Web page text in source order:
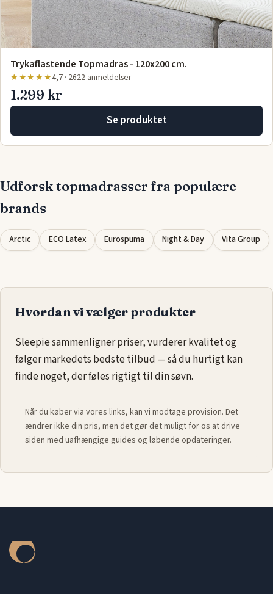
Trykaflastende Topmadras - 120x200 cm.
★★★★★4,7 · 2622 anmeldelser
1.299 kr
Se produktet
Udforsk topmadrasser fra populære
brands
Arctic ECO Latex Eurospuma Night & Day Vita Group
Hvordan vi vælger produkter
Sleepie sammenligner priser, vurderer kvalitet og
følger markedets bedste tilbud — så du hurtigt kan
finde noget, der føles rigtigt til din søvn.
Når du køber via vores links, kan vi modtage provision. Det
ændrer ikke din pris, men det gør det muligt for os at drive
siden med uafhængige guides og løbende opdateringer.